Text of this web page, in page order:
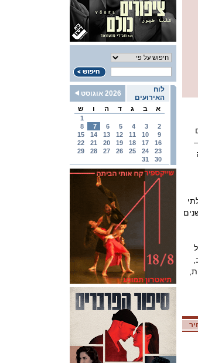
לוח
האירועים
2026 אוגוסט
א
ב ג ד ה ו ש
1
2
3
4
5
6
7
8
9
10
11
12
13
14
15
16
17
18
19
20
21
22
23
24
25
26
27
28
29
30
31